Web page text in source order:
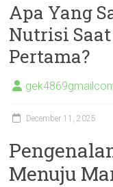
Apa Yang
Nutrisi
Pertama?
December 11, 2025
Menuju